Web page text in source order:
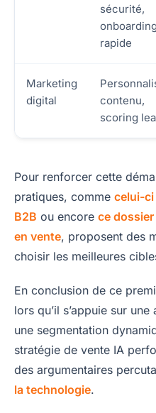
sécurité,
onboarding
rapide
Marketing
digital
contenu,
scoring
Pour renforcer cette
pratiques, comme celui-ci
B2B ou encore ce dossier
en vente, proposent des
choisir les meilleures
En conclusion de ce
lors qu’il s’appuie sur
une segmentation
stratégie de vente IA
des argumentaires
la technologie.